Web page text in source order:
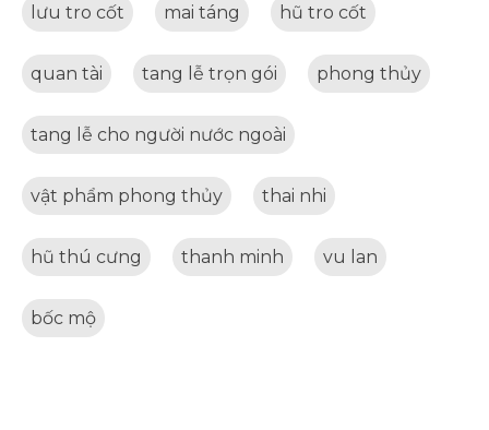
lưu tro cốt mai táng hũ tro cốt
quan tài tang lễ trọn gói phong thủy
tang lễ cho người nước ngoài
vật phẩm phong thủy thai nhi
hũ thú cưng thanh minh vu lan
bốc mộ